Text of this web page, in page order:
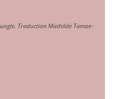
Traduction Mathilde Tamae-